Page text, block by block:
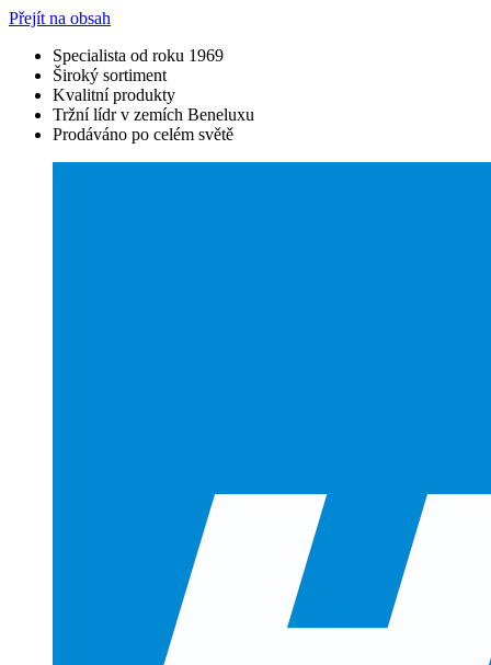
Přejít na obsah
Specialista od roku 1969
Široký sortiment
Kvalitní produkty
Tržní lídr v zemích Beneluxu
Prodáváno po celém světě